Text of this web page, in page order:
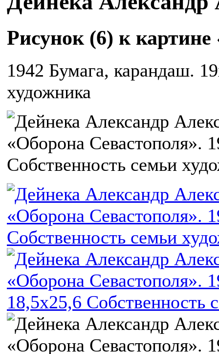
Рисунок (6) к
1942 Бумага, карандаш.
художника